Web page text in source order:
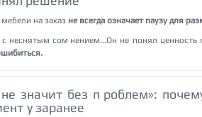
на заказ не всегда означает паузу для
с неснятым сомнением...Он не понял
значит без проблем»:
заранее